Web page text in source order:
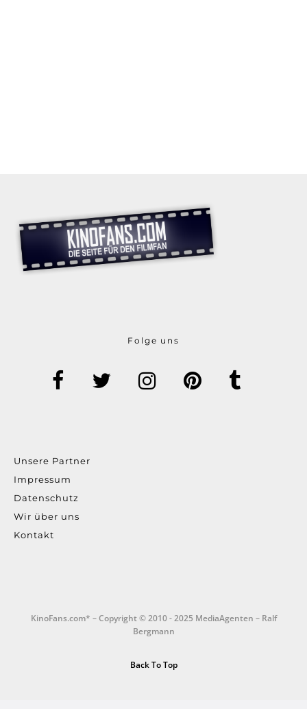
Folge uns
Unsere Partner
Impressum
Datenschutz
Wir über uns
Kontakt
KinoFans.com* – Copyright © 2010 - 2025 MediaAgenten – Ralf
Bergmann
Back To Top